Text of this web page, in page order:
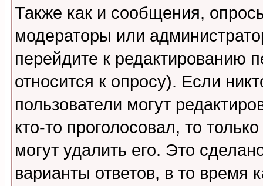
Также как и сообщения,
модераторы или
перейдите к редактированию
относится к опросу). Если
пользователи могут
кто-то проголосовал, то
могут удалить его. Это
варианты ответов, в то время